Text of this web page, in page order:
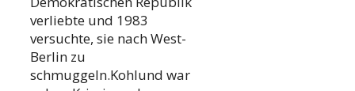
verliebte und 1983
versuchte, sie nach West-
Berlin zu
schmuggeln.Kohlund war